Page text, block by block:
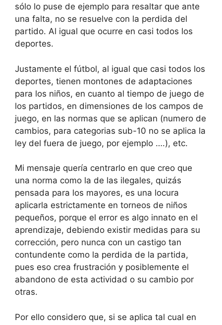
sólo lo puse de ejemplo para resaltar que ante
una falta, no se resuelve con la perdida del
partido. Al igual que ocurre en casi todos los
deportes.
Justamente el fútbol, al igual que casi todos los
deportes, tienen montones de adaptaciones
para los niños, en cuanto al tiempo de juego de
los partidos, en dimensiones de los campos de
juego, en las normas que se aplican (numero de
cambios, para categorias sub-10 no se aplica la
ley del fuera de juego, por ejemplo ….), etc.
Mi mensaje quería centrarlo en que creo que
una norma como la de las ilegales, quizás
pensada para los mayores, es una locura
aplicarla estrictamente en torneos de niños
pequeños, porque el error es algo innato en el
aprendizaje, debiendo existir medidas para su
corrección, pero nunca con un castigo tan
contundente como la perdida de la partida,
pues eso crea frustración y posiblemente el
abandono de esta actividad o su cambio por
otras.
Por ello considero que, si se aplica tal cual en